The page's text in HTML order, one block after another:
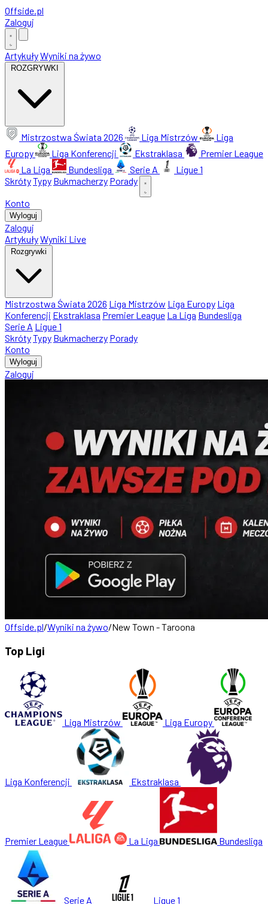
Offside.pl
Zaloguj
ArtykułyWyniki na żywo
ROZGRYWKI
Mistrzostwa Świata 2026 Liga Mistrzów
Liga
Europy
Liga Konferencji Ekstraklasa
Premier League
La Liga
Bundesliga Serie A
Ligue 1
SkrótyTypy Bukmacherzy Porady
Konto
Wyloguj
Zaloguj
ArtykułyWyniki Live
Rozgrywki
Mistrzostwa Świata 2026 Liga Mistrzów Liga Europy Liga
Konferencji Ekstraklasa Premier League La Liga Bundesliga
Serie A Ligue 1
SkrótyTypy Bukmacherzy Porady
Konto
Wyloguj
Zaloguj
Offside.pl/Wyniki na żywo/New Town - Taroona
Top Ligi
Liga Mistrzów Liga Europy
Liga Konferencji Ekstraklasa
Premier League La Liga Bundesliga
Serie A Ligue 1